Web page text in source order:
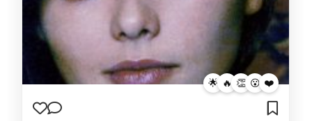
🌟 🔥 👏 😮 ❤️